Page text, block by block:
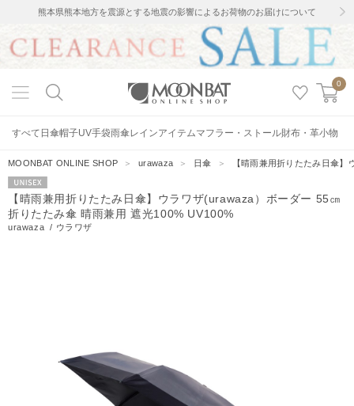
熊本県熊本地方を震源とする地震の影響によるお荷物のお届けについて
0
すべて 日傘帽子UV手袋雨傘レインアイテムマフラー・ストール財布・革小物
MOONBAT ONLINE SHOP ＞urawaza ＞ 日傘 ＞ 【晴雨兼用折りたたみ日傘
UNISEX
【晴雨兼用折りたたみ日傘】ウラワザ(urawaza）ボーダー 55㎝
折りたたみ傘 晴雨兼用 遮光100% UV100%
urawaza / ウラワザ